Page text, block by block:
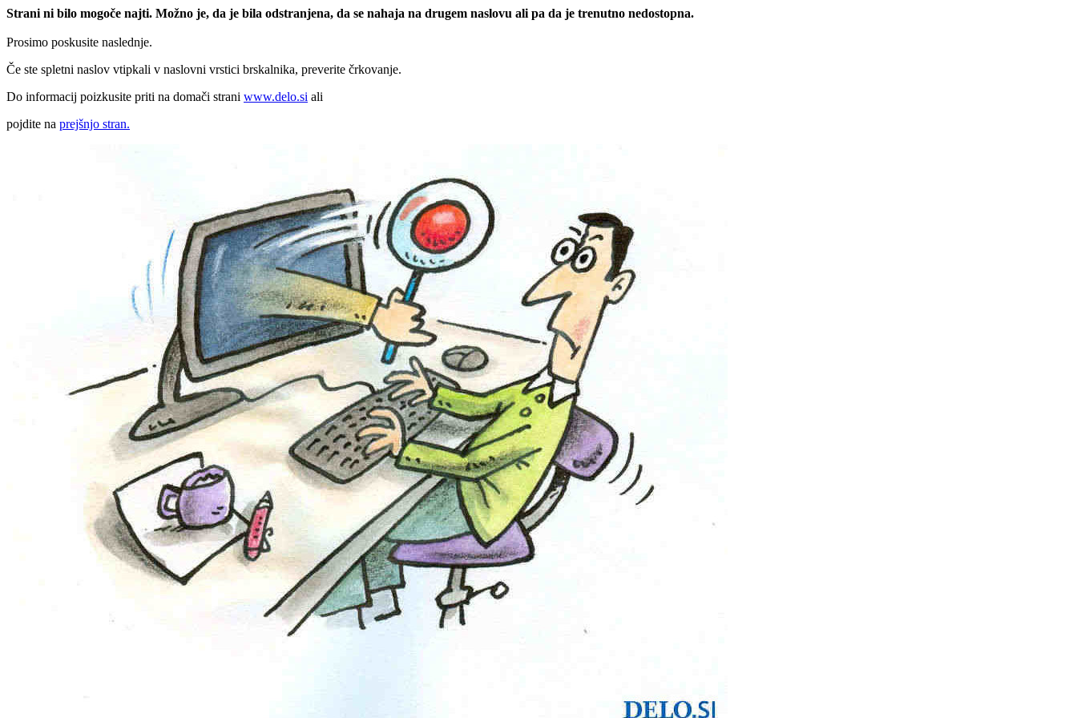
Strani ni bilo mogoče najti. Možno je, da je bila odstranjena, da se nahaja na drugem naslovu ali pa da je trenutno nedostopna.
Prosimo poskusite naslednje.
Če ste spletni naslov vtipkali v naslovni vrstici brskalnika, preverite črkovanje.
Do informacij poizkusite priti na domači strani www.delo.si ali
pojdite na prejšnjo stran.